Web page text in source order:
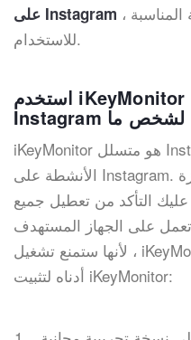
على Instagram ، يمكنك اختيار الطريقة المناسبة
للاستخدام.
استخدم iKeyMonitor لاختراق حساب
Instagram لشخص ما
iKeyMonitor هو متسلل Instagram يساعدك على مراقبة
الأنشطة على Instagram. هذه الميزة متاحة فقط للأجهزة
التأكد من تعطيل جميع
على الجهاز المستهدف
، لأنها ستمنع تشغيل iKeyMonitor. يرجى اتباع الخطوات
أدناه لتثبيت iKeyMonitor: